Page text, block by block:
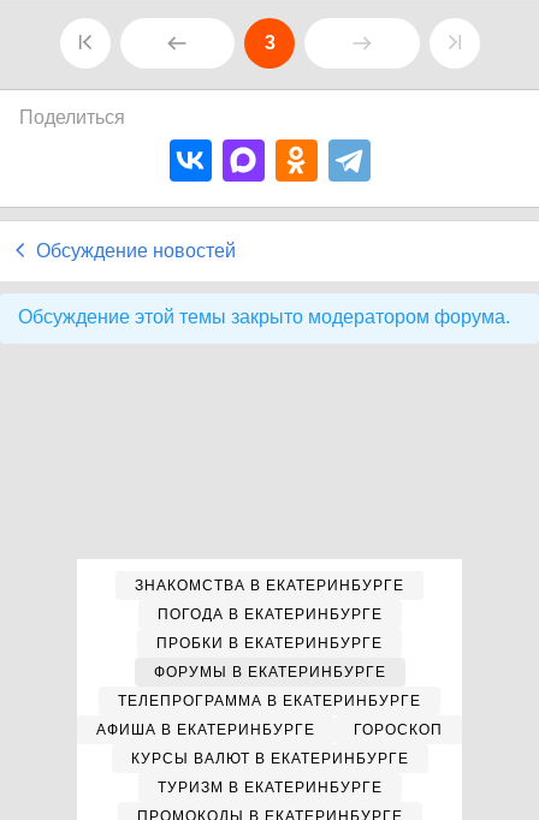
3
Поделиться
Обсуждение новостей
Обсуждение этой темы закрыто модератором форума.
ЗНАКОМСТВА В ЕКАТЕРИНБУРГЕ
ПОГОДА В ЕКАТЕРИНБУРГЕ
ПРОБКИ В ЕКАТЕРИНБУРГЕ
ФОРУМЫ В ЕКАТЕРИНБУРГЕ
ТЕЛЕПРОГРАММА В ЕКАТЕРИНБУРГЕ
АФИША В ЕКАТЕРИНБУРГЕ
ГОРОСКОП
КУРСЫ ВАЛЮТ В ЕКАТЕРИНБУРГЕ
ТУРИЗМ В ЕКАТЕРИНБУРГЕ
ПРОМОКОДЫ В ЕКАТЕРИНБУРГЕ